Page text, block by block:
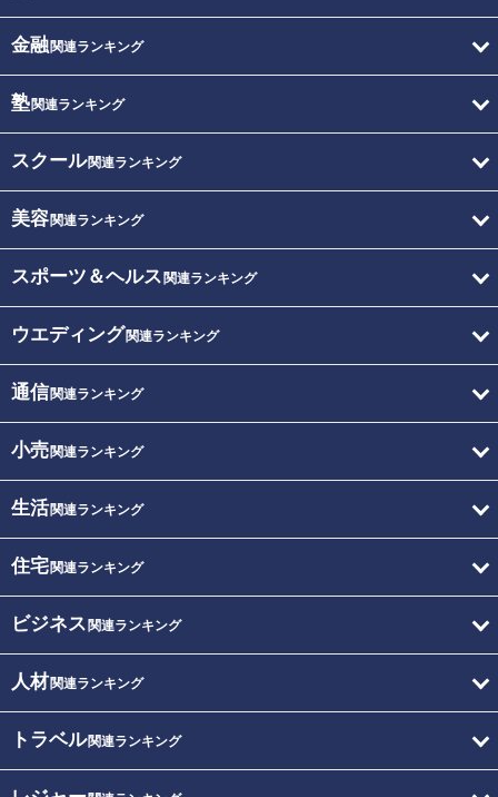
金融関連ランキング
塾関連ランキング
スクール関連ランキング
美容関連ランキング
スポーツ＆ヘルス 関連ランキング
ウエディング関連ランキング
通信関連ランキング
小売関連ランキング
生活関連ランキング
住宅関連ランキング
ビジネス 関連ランキング
人材関連ランキング
トラベル関連ランキング